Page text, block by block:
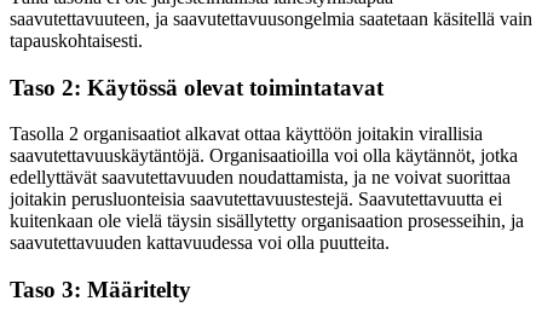
saavutettavuuteen, ja saavutettavuusongelmia saatetaan käsitellä vain
tapauskohtaisesti.
Taso 2: Käytössä olevat toimintatavat
Tasolla 2 organisaatiot alkavat ottaa käyttöön joitakin virallisia
saavutettavuuskäytäntöjä. Organisaatioilla voi olla käytännöt, jotka
edellyttävät saavutettavuuden noudattamista, ja ne voivat suorittaa
joitakin perusluonteisia saavutettavuustestejä. Saavutettavuutta ei
kuitenkaan ole vielä täysin sisällytetty organisaation prosesseihin, ja
saavutettavuuden kattavuudessa voi olla puutteita.
Taso 3: Määritelty